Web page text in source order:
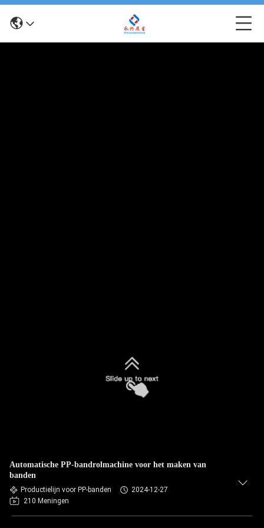
Automatische PP-bandrolmachine voor het maken van
banden
Productielijn voor PP-banden
2024-12-27
210 Meningen